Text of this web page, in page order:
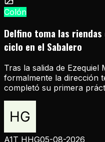
Colón
Delfino toma las
ciclo en el Sabalero
Tras la salida de
formalmente la dirección
completó su primera
A1T HHG05-08-2026